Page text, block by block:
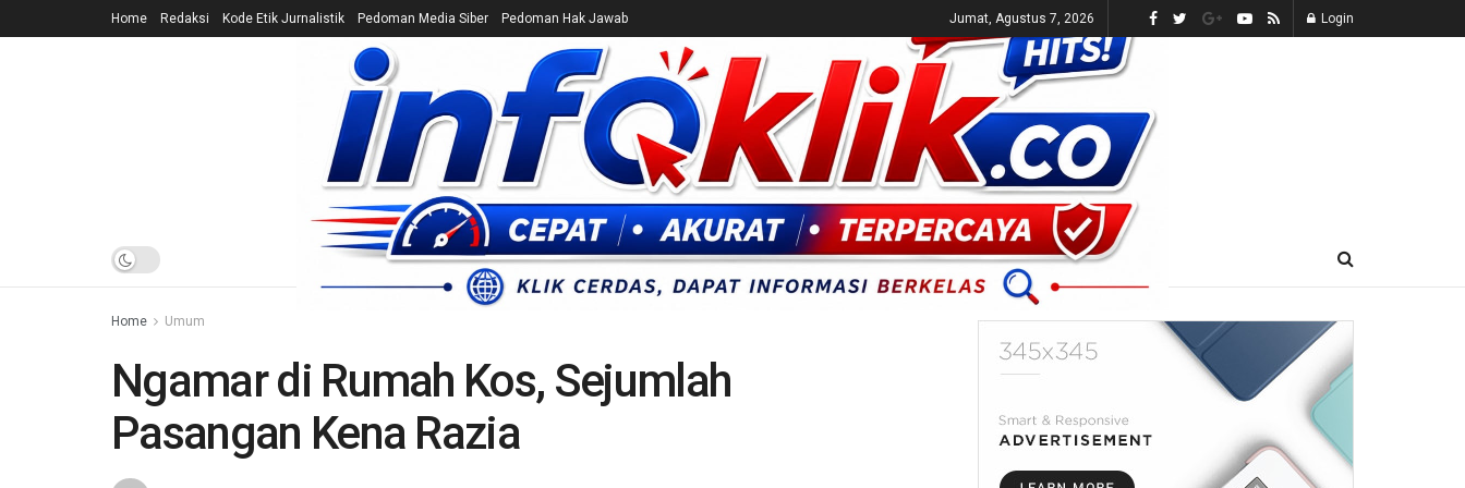
Home Redaksi Kode Etik Jurnalistik Pedoman Media Siber Pedoman Hak Jawab Jumat, Agustus 7, 2026 Login
HOME NEWS CEK FAKTA ENTERTAINMENT BREAKING NEWS UMUM E-KORAN LIVE TV
Home Umum
Ngamar di Rumah Kos, Sejumlah
Pasangan Kena Razia